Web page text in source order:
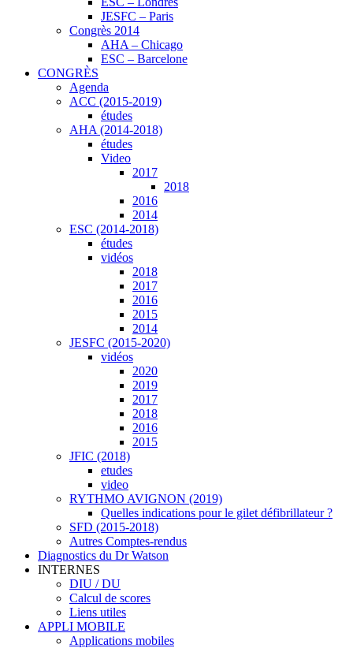
JESFC – Paris
Congrès 2014
AHA – Chicago
ESC – Barcelone
CONGRÈS
Agenda
ACC (2015-2019)
études
AHA (2014-2018)
études
Video
2017
2018
2016
2014
ESC (2014-2018)
études
vidéos
2018
2017
2016
2015
2014
JESFC (2015-2020)
vidéos
2020
2019
2017
2018
2016
2015
JFIC (2018)
etudes
video
RYTHMO AVIGNON (2019)
Quelles indications pour le gilet défibrillateur ?
SFD (2015-2018)
Autres Comptes-rendus
Diagnostics du Dr Watson
INTERNES
DIU / DU
Calcul de scores
Liens utiles
APPLI MOBILE
Applications mobiles